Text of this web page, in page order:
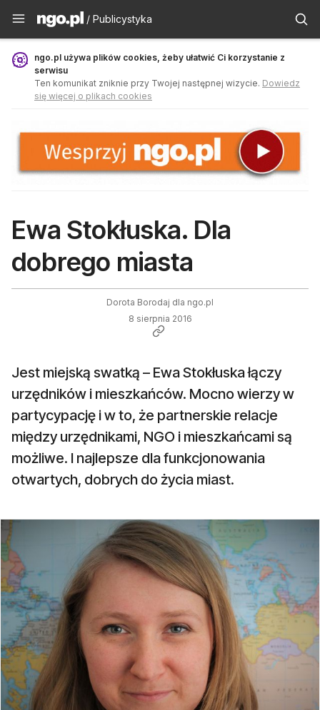
Publicystyka - ngo.pl
/ Publicystyka
ngo.pl używa plików cookies, żeby ułatwić Ci korzystanie z
serwisu
Ten komunikat zniknie przy Twojej następnej wizycie. Dowiedz
się więcej o plikach cookies
Ewa Stokłuska. Dla
dobrego miasta
Dorota Borodaj dla ngo.pl
8 sierpnia 2016
Jest miejską swatką – Ewa Stokłuska łączy
urzędników i mieszkańców. Mocno wierzy w
partycypację i w to, że partnerskie relacje
między urzędnikami, NGO i mieszkańcami są
możliwe. I najlepsze dla funkcjonowania
otwartych, dobrych do życia miast.